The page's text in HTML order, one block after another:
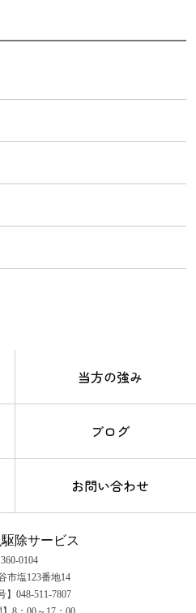
当方の強み
ブログ
お問い合わせ
除サービス
0104
市塩123番地14
】048-511-7807